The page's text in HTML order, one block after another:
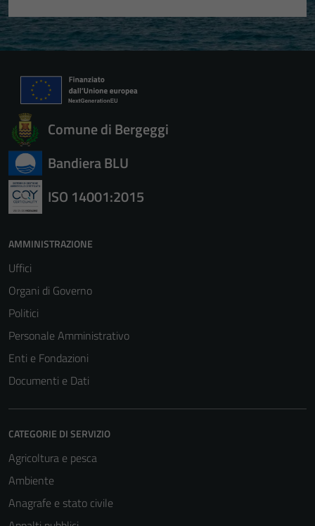
Comune di Bergeggi
Bandiera BLU
ISO 14001:2015
AMMINISTRAZIONE
Uffici
Organi di Governo
Politici
Personale Amministrativo
Enti e Fondazioni
Documenti e Dati
CATEGORIE DI SERVIZIO
Agricoltura e pesca
Ambiente
Anagrafe e stato civile